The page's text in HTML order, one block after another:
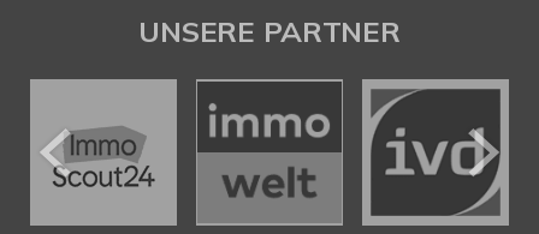
UNSERE PARTNER